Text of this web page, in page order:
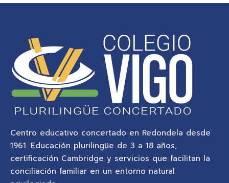
Centro educativo concertado en Redondela desde
1961. Educación plurilingüe de 3 a 18 años,
certificación Cambridge y servicios que facilitan la
conciliación familiar en un entorno natural